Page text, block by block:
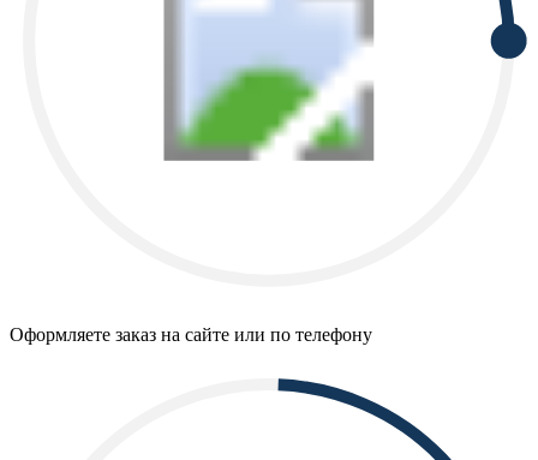
Оформляете заказ на сайте или по телефону